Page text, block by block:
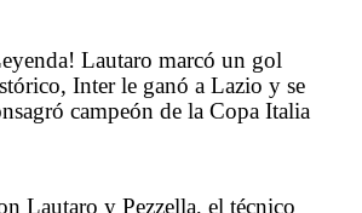
Lautaro marcó un gol
Inter le ganó a Lazio y se
campeón de la Copa Italia
Lautaro y Pezzella, el técnico